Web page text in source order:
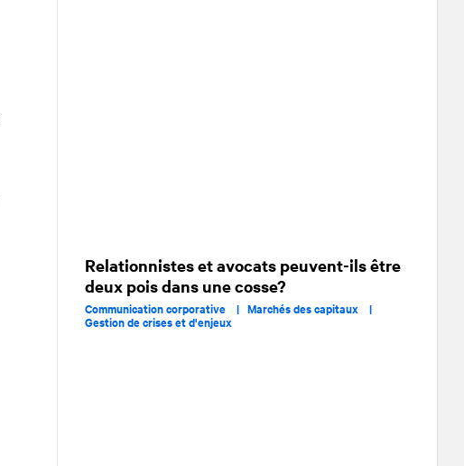
Relationnistes et avocats peuvent-ils être
deux pois dans une cosse?
Communication corporative | Marchés des capitaux |
Gestion de crises et d'enjeux